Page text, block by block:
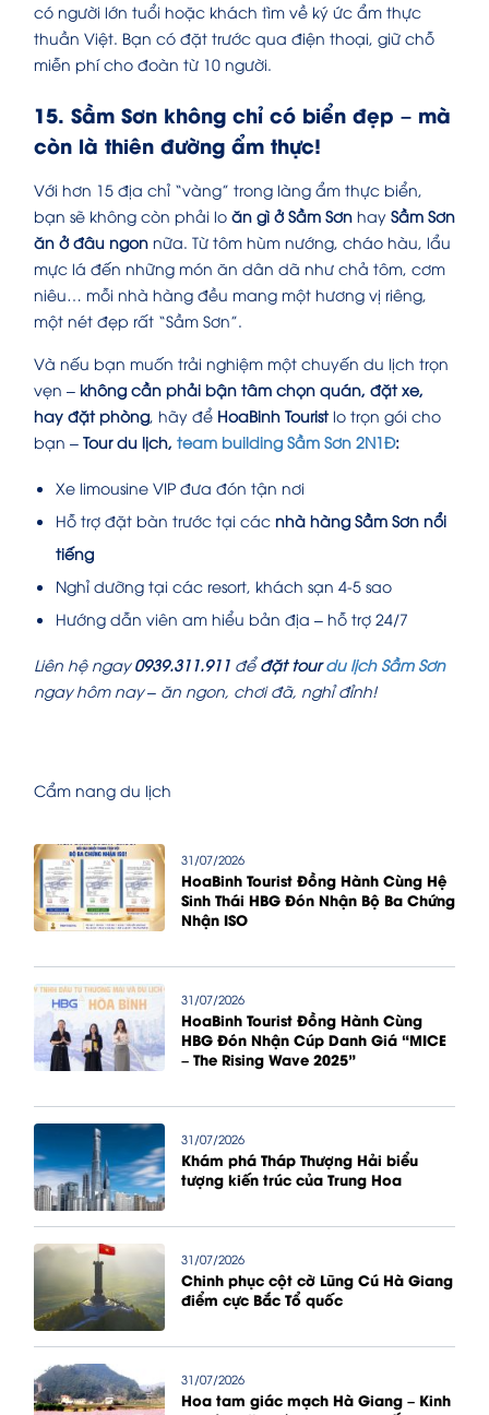
có người lớn tuổi hoặc khách tìm về ký ức ẩm thực
thuần Việt. Bạn có đặt trước qua điện thoại, giữ chỗ
miễn phí cho đoàn từ 10 người.
15. Sầm Sơn không chỉ có biển đẹp – mà
còn là thiên đường ẩm thực!
Với hơn 15 địa chỉ “vàng” trong làng ẩm thực biển,
bạn sẽ không còn phải lo ăn gì ở Sầm Sơn hay Sầm Sơn
ăn ở đâu ngon nữa. Từ tôm hùm nướng, cháo hàu, lẩu
mực lá đến những món ăn dân dã như chả tôm, cơm
niêu… mỗi nhà hàng đều mang một hương vị riêng,
một nét đẹp rất “Sầm Sơn”.
Và nếu bạn muốn trải nghiệm một chuyến du lịch trọn
vẹn – không cần phải bận tâm chọn quán, đặt xe,
hay đặt phòng, hãy để HoaBinh Touristlo trọn gói cho
bạn – Tour du lịch, team building Sầm Sơn 2N1Đ:
Xe limousine VIP đưa đón tận nơi
Hỗ trợ đặt bàn trước tại các nhà hàng Sầm Sơn nổi
tiếng
Nghỉ dưỡng tại các resort, khách sạn 4-5 sao
Hướng dẫn viên am hiểu bản địa – hỗ trợ 24/7
Liên hệ ngay0939.311.911 đểđặt tourdu lịch Sầm Sơn
ngay hôm nay – ăn ngon, chơi đã, nghỉ đỉnh!
Cẩm nang du lịch
31/07/2026
HoaBinh Tourist Đồng Hành Cùng Hệ
Sinh Thái HBG Đón Nhận Bộ Ba Chứng
Nhận ISO
31/07/2026
HoaBinh Tourist Đồng Hành Cùng
HBG Đón Nhận Cúp Danh Giá “MICE
– The Rising Wave 2025”
31/07/2026
Khám phá Tháp Thượng Hải biểu
tượng kiến trúc của Trung Hoa
31/07/2026
Chinh phục cột cờ Lũng Cú Hà Giang
điểm cực Bắc Tổ quốc
31/07/2026
Hoa tam giác mạch Hà Giang – Kinh